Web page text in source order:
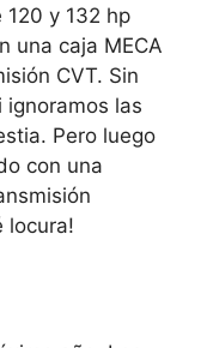
120 y 132 hp
una caja MECA
CVT. Sin
las
Pero luego
con una
locura!